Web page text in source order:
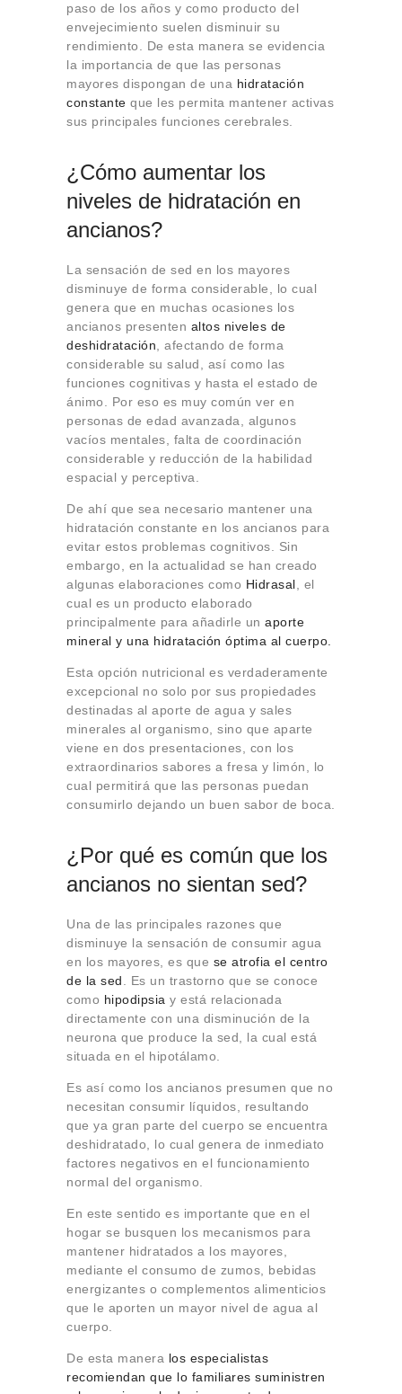
paso de los años y como producto del
envejecimiento suelen disminuir su
rendimiento. De esta manera se evidencia
la importancia de que las personas
mayores dispongan de una hidratación
constante que les permita mantener activas
sus principales funciones cerebrales.
¿Cómo aumentar los
niveles de hidratación en
ancianos?
La sensación de sed en los mayores
disminuye de forma considerable, lo cual
genera que en muchas ocasiones los
ancianos presenten altos niveles de
deshidratación , afectando de forma
considerable su salud, así como las
funciones cognitivas y hasta el estado de
ánimo. Por eso es muy común ver en
personas de edad avanzada, algunos
vacíos mentales, falta de coordinación
considerable y reducción de la habilidad
espacial y perceptiva.
De ahí que sea necesario mantener una
hidratación constante en los ancianos para
evitar estos problemas cognitivos. Sin
embargo, en la actualidad se han creado
algunas elaboraciones como Hidrasal , el
cual es un producto elaborado
principalmente para añadirle un aporte
mineral y una hidratación óptima al cuerpo.
Esta opción nutricional es verdaderamente
excepcional no solo por sus propiedades
destinadas al aporte de agua y sales
minerales al organismo, sino que aparte
viene en dos presentaciones, con los
extraordinarios sabores a fresa y limón, lo
cual permitirá que las personas puedan
consumirlo dejando un buen sabor de boca.
¿Por qué es común que los
ancianos no sientan sed?
Una de las principales razones que
disminuye la sensación de consumir agua
en los mayores, es que se atrofia el centro
de la sed . Es un trastorno que se conoce
como hipodipsia y está relacionada
directamente con una disminución de la
neurona que produce la sed, la cual está
situada en el hipotálamo.
Es así como los ancianos presumen que no
necesitan consumir líquidos, resultando
que ya gran parte del cuerpo se encuentra
deshidratado, lo cual genera de inmediato
factores negativos en el funcionamiento
normal del organismo.
En este sentido es importante que en el
hogar se busquen los mecanismos para
mantener hidratados a los mayores,
mediante el consumo de zumos, bebidas
energizantes o complementos alimenticios
que le aporten un mayor nivel de agua al
cuerpo.
De esta manera los especialistas
recomiendan que lo familiares suministren